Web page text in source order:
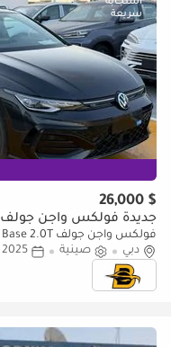
$ 26,000
جديدة فولكس واجن جولف R
فولكس واجن جولف R Base 2.0T
دبي
صينية 2025